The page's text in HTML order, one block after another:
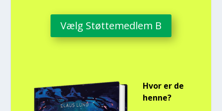
Vælg Støt­te­med­lem B
Hvor er de
hen­ne?